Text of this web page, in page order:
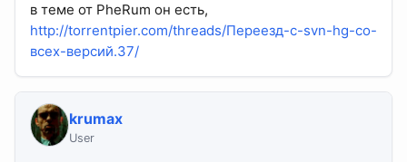
в теме от PheRum он есть,
http://torrentpier.com/threads/Переезд-с-svn-hg-со-
всех-версий.37/
krumax
User